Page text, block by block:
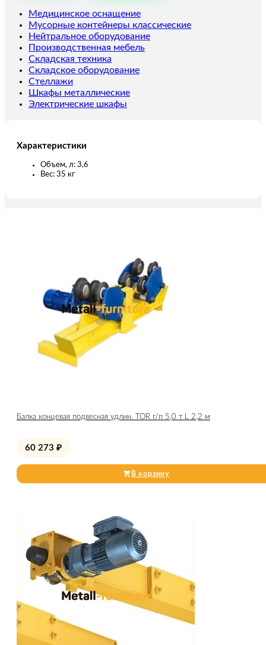
воды
TOR
WP-
30,
60
м3/
ч
Медицинское оснащение
Мусорные контейнеры классические
Нейтральное оборудование
Производственная мебель
Складская техника
Складское оборудование
Стеллажи
Шкафы металлические
Электрические шкафы
Характеристики
Объем, л: 3,6
Вес: 35 кг
Балка концевая подвесная удлин. TOR г/п 5,0 т L 2,2 м
60 273 ₽
В корзину